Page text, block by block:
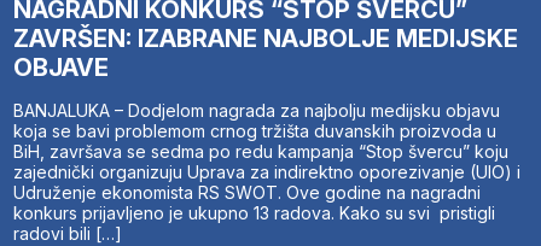
NAGRADNI KONKURS “STOP ŠVERCU”
ZAVRŠEN: IZABRANE NAJBOLJE MEDIJSKE
OBJAVE
BANJALUKA – Dodjelom nagrada za najbolju medijsku objavu
koja se bavi problemom crnog tržišta duvanskih proizvoda u
BiH, završava se sedma po redu kampanja “Stop švercu” koju
zajednički organizuju Uprava za indirektno oporezivanje (UIO) i
Udruženje ekonomista RS SWOT. Ove godine na nagradni
konkurs prijavljeno je ukupno 13 radova. Kako su svi pristigli
radovi bili […]